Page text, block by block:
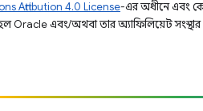
Attribution 4.0 License-এর অধীনে এবং
Oracle এবং/অথবা তার অ্যাফিলিয়েট সংস্থার